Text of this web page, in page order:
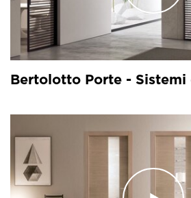
Bertolotto Porte - Sistemi